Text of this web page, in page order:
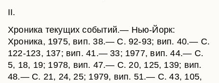
ІІ.
Хроника текущих событий.— Нью-Йорк:
Хроника, 1975, вип. 38.— С. 92-93; вип. 40.— С.
122-123, 137; вип. 41.— 33; 1977, вип. 44.— С.
5, 18, 19; 1978, вип. 47.— С. 20, 125, 139; вип.
48.— С. 21, 24, 25; 1979, вип. 51.— С. 43, 105,